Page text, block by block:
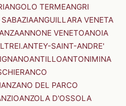
ANGOLO TERMEANGRI
ANGUILLARA VENETA
ANNONE VENETOANOIA
ANTEY-SAINT-ANDRE'
ANTILLOANTONIMINA
ANZANO DEL PARCO
ANZOLA D'OSSOLA